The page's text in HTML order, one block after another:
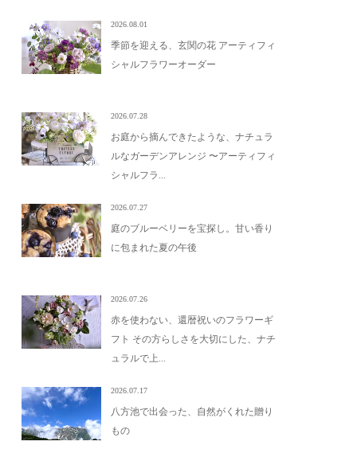
2026.08.01
季節を迎える、玄関の花 アーティフィ
シャルフラワーオーダー
2026.07.28
お庭から摘んできたような、ナチュラ
ルなガーデンアレンジ 〜アーティフィ
シャルフラ...
2026.07.27
庭のブルーベリーを宝探し。甘い香り
に包まれた夏の午後
2026.07.26
赤を使わない、還暦祝いのフラワーギ
フト その方らしさを大切にした、ナチ
ュラルで上...
2026.07.17
八方池で出会った、自然がくれた贈り
もの